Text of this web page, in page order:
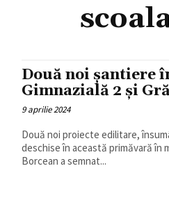
Două noi șantiere
Gimnazială 2 și
9 aprilie 2024
Două noi proiecte edilitare,
deschise în această primăvară în
Borcean a semnat...